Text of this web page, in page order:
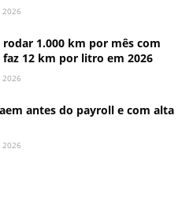
2026
1.000 km por mês com
12 km por litro em 2026
2026
antes do payroll e com alta
2026